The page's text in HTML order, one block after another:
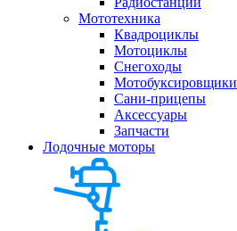
Мототехника
Квадроциклы
Мотоциклы
Снегоходы
Мотобуксировщики
Сани-прицепы
Аксессуары
Запчасти
Лодочные моторы